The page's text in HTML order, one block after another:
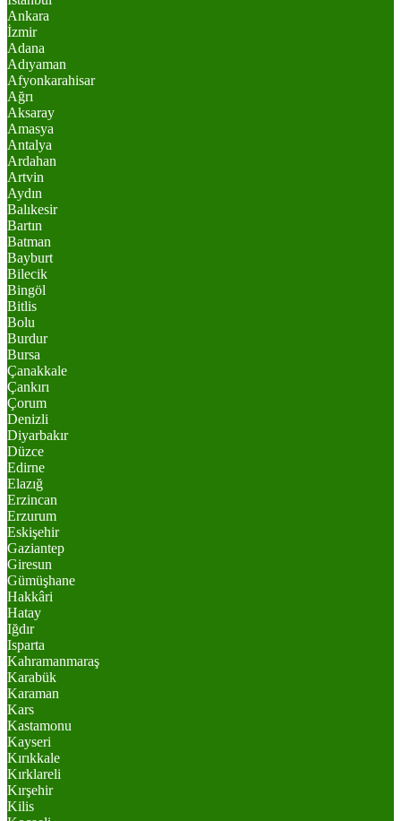
Ankara
İzmir
Adana
Adıyaman
Afyonkarahisar
Ağrı
Aksaray
Amasya
Antalya
Ardahan
Artvin
Aydın
Balıkesir
Bartın
Batman
Bayburt
Bilecik
Bingöl
Bitlis
Bolu
Burdur
Bursa
Çanakkale
Çankırı
Çorum
Denizli
Diyarbakır
Düzce
Edirne
Elazığ
Erzincan
Erzurum
Eskişehir
Gaziantep
Giresun
Gümüşhane
Hakkâri
Hatay
Iğdır
Isparta
Kahramanmaraş
Karabük
Karaman
Kars
Kastamonu
Kayseri
Kırıkkale
Kırklareli
Kırşehir
Kilis